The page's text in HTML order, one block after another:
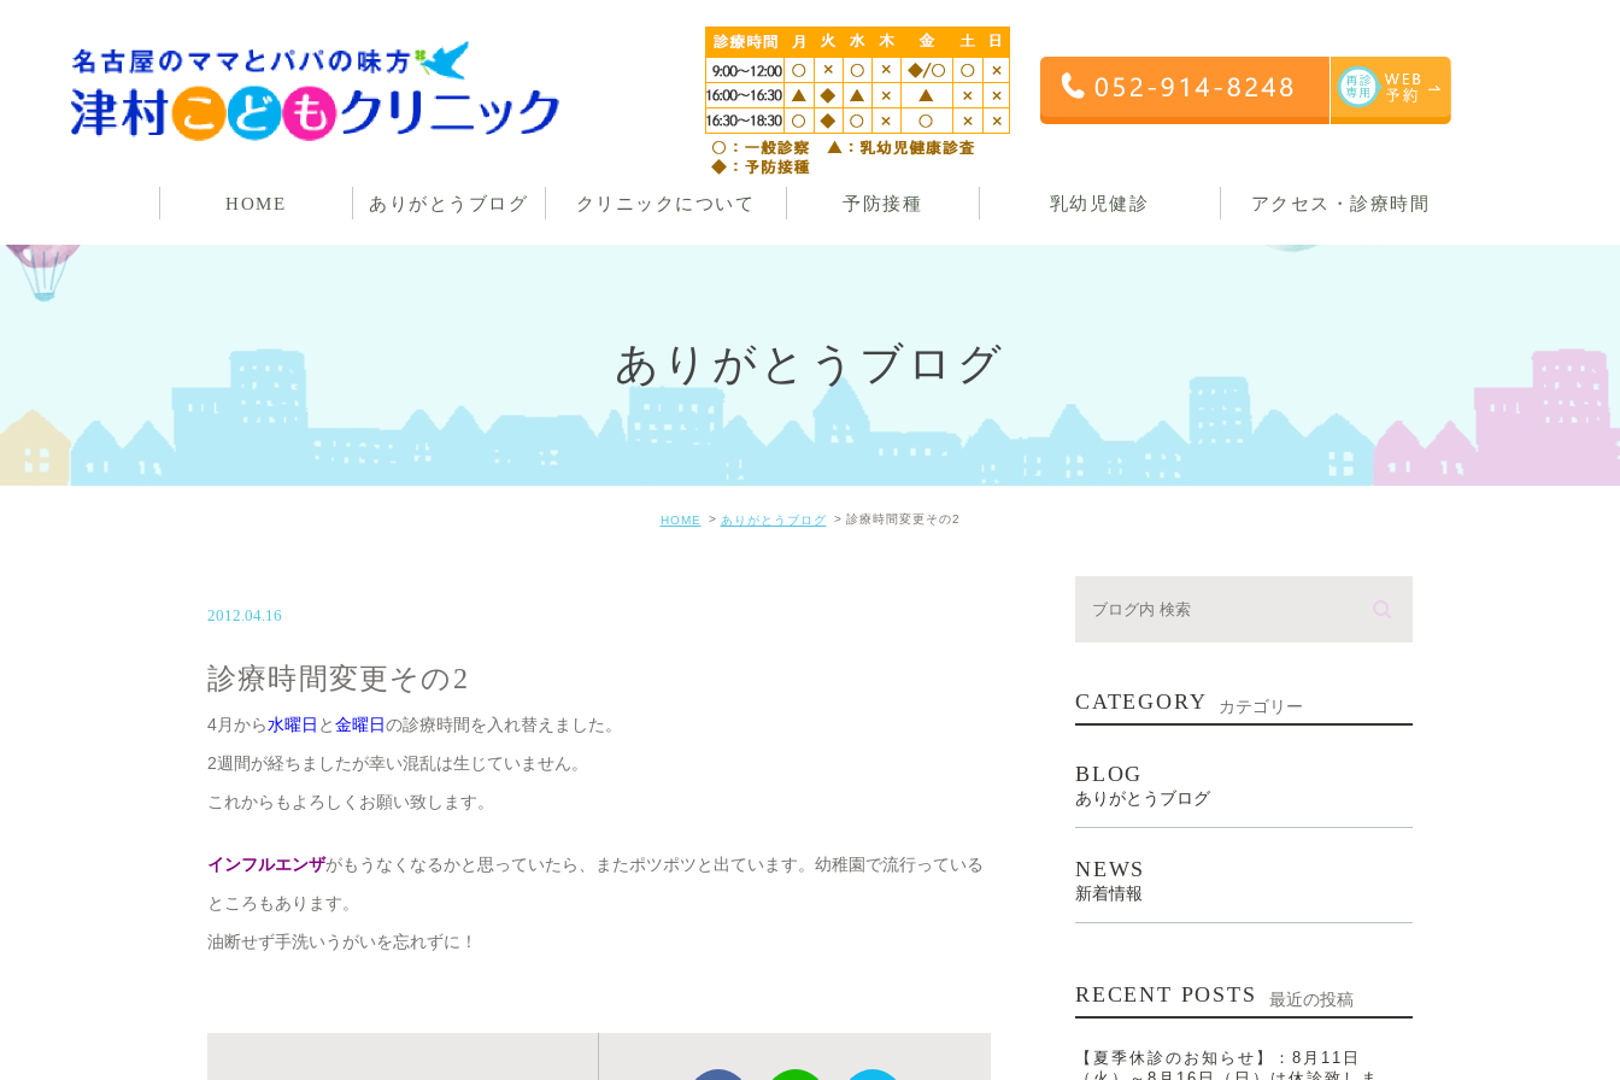
HOME ありがとうブログ クリニックについて 予防接種 乳幼児健診 アクセス・診療時間
ありがとうブログ
HOME ありがとうブログ 診療時間変更その2
2012.04.16
診療時間変更その2
4月から水曜日 と金曜日の診療時間を入れ替えました。
2週間が経ちましたが幸い混乱は生じていません。
これからもよろしくお願い致します。
インフルエンザがもうなくなるかと思っていたら、またポツポツと出ています。幼稚園で流行っている
ところもあります。
油断せず手洗いうがいを忘れずに！
CATEGORY カテゴリー
BLOG
ありがとうブログ
NEWS
新着情報
RECENT POSTS 最近の投稿
【夏季休診のお知らせ】：8月11日